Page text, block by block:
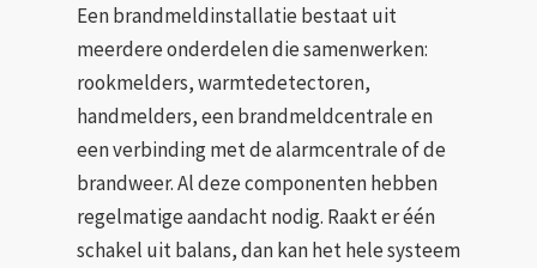
Een brandmeldinstallatie bestaat uit
meerdere onderdelen die samenwerken:
rookmelders, warmtedetectoren,
handmelders, een brandmeldcentrale en
een verbinding met de alarmcentrale of de
brandweer. Al deze componenten hebben
regelmatige aandacht nodig. Raakt er één
schakel uit balans, dan kan het hele systeem